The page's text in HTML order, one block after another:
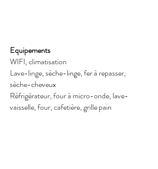
Equipements
WIFI, climatisation
Lave-linge, sèche-linge, fer à repasser,
sèche-cheveux
Réfrigérateur, four à micro-onde, lave-
vaisselle, four, cafetière, grille pain